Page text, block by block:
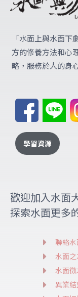
「水面上與水面下
方的修養方法和心
略，服務於人的身
學習資源
歡迎加入水面
探索水面更多
聯絡水
水面之
水面徵
異業結